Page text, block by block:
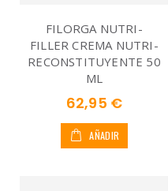
FILORGA NUTRI-
FILLER CREMA NUTRI-
RECONSTITUYENTE 50
ML
62,95 €
AÑADIR